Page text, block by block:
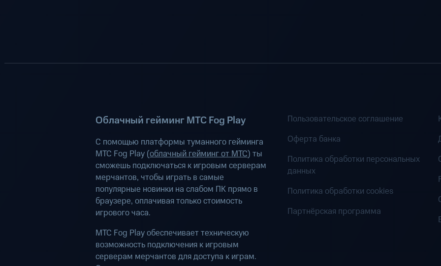
Облачный гейминг МТС Fog Play
С помощью платформы туманного гейминга
МТС Fog Play (облачный гейминг от МТС) ты
сможешь подключаться к игровым серверам
мерчантов, чтобы играть в самые
популярные новинки на слабом ПК прямо в
браузере, оплачивая только стоимость
игрового часа.
МТС Fog Play обеспечивает техническую
возможность подключения к игровым
серверам мерчантов для доступа к играм.
Пользовательское соглашение
Оферта банка
Политика обработки персональных
данных
Политика обработки cookies
Партнёрская программа